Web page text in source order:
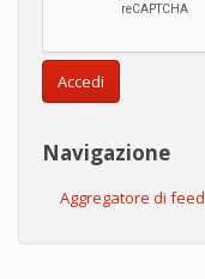
Accedi
Navigazione
Aggregatore di feed